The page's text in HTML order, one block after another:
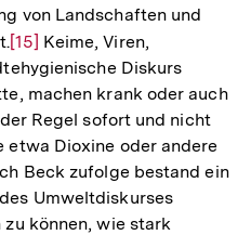
von Landschaften und
Zur
Auflösung
der
Fußnote
[15] Keime, Viren,
Diskurs
machen krank oder auch
Regel sofort und nicht
etwa Dioxine oder andere
Beck zufolge bestand ein
Umweltdiskurses
können, wie stark